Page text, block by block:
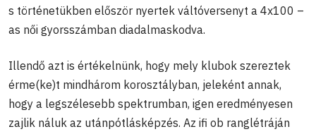
s történetükben először nyertek váltóversenyt a 4x100 –
as női gyorsszámban diadalmaskodva.
Illendő azt is értékelnünk, hogy mely klubok szereztek
érme(ke)t mindhárom korosztályban, jeleként annak,
hogy a legszélesebb spektrumban, igen eredményesen
zajlik náluk az utánpótlásképzés. Az ifi ob ranglétráján